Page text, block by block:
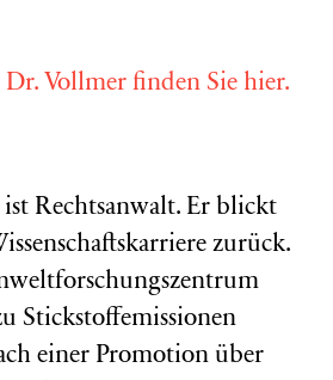
Vollmer finden Sie hier.
Rechtsanwalt. Er blickt
zurück.
Stickstoffemissionen
einer Promotion über